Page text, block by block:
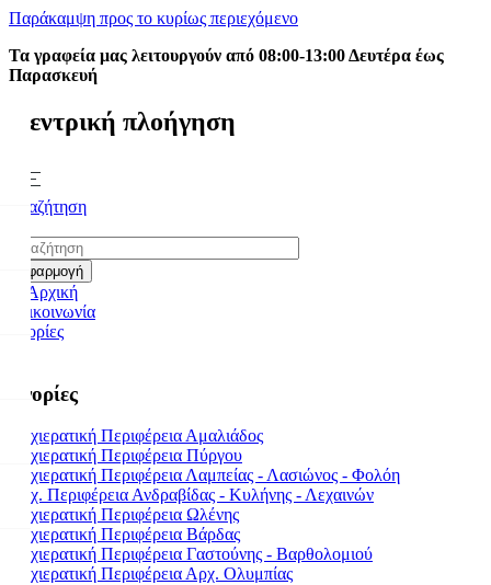
Παράκαμψη προς το κυρίως περιεχόμενο
Τα γραφεία μας λειτουργούν από 08:00-13:00 Δευτέρα έως
Παρασκευή
Κεντρική πλοήγηση
Αναζήτηση
Επικοινωνία
Ενορίες
Ενορίες
Αρχιερατική Περιφέρεια Αμαλιάδος
Αρχιερατική Περιφέρεια Πύργου
Αρχιερατική Περιφέρεια Λαμπείας - Λασιώνος - Φολόη
Αρχ. Περιφέρεια Ανδραβίδας - Κυλήνης - Λεχαινών
Αρχιερατική Περιφέρεια Ωλένης
Αρχιερατική Περιφέρεια Βάρδας
Αρχιερατική Περιφέρεια Γαστούνης - Βαρθολομιού
Αρχιερατική Περιφέρεια Αρχ. Ολυμπίας